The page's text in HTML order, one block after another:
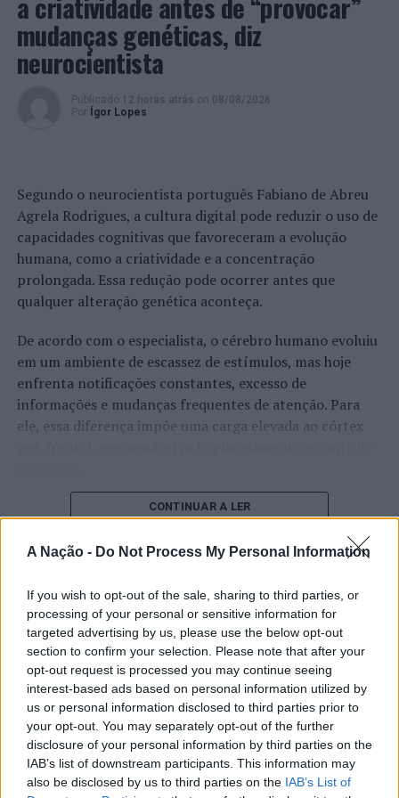
A Nação - Do Not Process My Personal Information
If you wish to opt-out of the sale, sharing to third parties, or
processing of your personal or sensitive information for
targeted advertising by us, please use the below opt-out
section to confirm your selection. Please note that after your
opt-out request is processed you may continue seeing
interest-based ads based on personal information utilized by
us or personal information disclosed to third parties prior to
your opt-out. You may separately opt-out of the further
disclosure of your personal information by third parties on the
IAB’s list of downstream participants. This information may
also be disclosed by us to third parties on the IAB’s List of
federados e mais de 10.000 não federados, distribuídos
por 88 clubes e coletividades que promovem
regularmente 50 modalidades.
A Associação das Capitais e Cidades Europeias do
Desporto (ACES Europa |
títulos de Capital, Cidade e Comunidade Europeia do
Desporto.
A alocação desses reconhecimentos é feita de acordo
com os princípios que determinam que o desporto é um
fator de agregação da sociedade, melhoria da qualidade
de vida, bem-estar psicofísico e integração completa na
comunidade envolvente.
Esta distinção retrata um reconhecimento
internacional, mas também o enaltecimento do trabalho
desenvolvido no âmbito das políticas desportivas
daquelas cidades naquela que é a maior rede de cidades
Foto: CMVC.
TÓPICOS RELACIONADOS: DESTAQUE
LUÍS NOBRE
RICARDO REGO
VIANA DO CASTELO
PRÓXIMO
Castro Marim: “Jardim do Pai Natal” em Altura
NÃO PERCA
Distrito de Castelo Branco: PSP faz oito detenções
entre 29 de novembro e 06 de dezembro
mudanças genéticas, diz
neurocientista
Publicado 12 horas atrás on 08/08/2026
Por
Ígor Lopes
Segundo o neurocientista português Fabiano de Abreu
Agrela Rodrigues, a cultura digital pode reduzir o uso de
capacidades cognitivas que favoreceram a evolução
humana, como a criatividade e a concentração
prolongada. Essa redução pode ocorrer antes que
qualquer alteração genética aconteça.
De acordo com o especialista, o cérebro humano evoluiu
em um ambiente de escassez de estímulos, mas hoje
enfrenta notificações constantes, excesso de
informações e mudanças frequentes de atenção. Para
ele, essa diferença impõe uma carga elevada ao córtex
O pesquisador afirma que plataformas digitais também
cérebro, favorecendo a fadiga mental, a dificuldade de
tarefas inacabadas permanecem ativas na memória e
aumentam a sensação de sobrecarga, enquanto o stress
prolongado pode elevar os níveis de cortisol e
prejudicar o desempenho cognitivo.
Fabiano de Abreu Agrela Rodrigues ressalta que não há
evidências de que o ambiente digital provoque mudanças
genéticas na espécie humana. A adaptação observada,
afirma, ocorre por meio da neuroplasticidade, processo
pelo qual os circuitos neurais se reorganizam em
CONTINUAR A LER
“Millennium Estoril Open 2026”
regressou ao circuito ATP com
vitória do francês Luca Van Assche
Publicado 2 dias atrás on 07/08/2026
Por Ígor Lopes